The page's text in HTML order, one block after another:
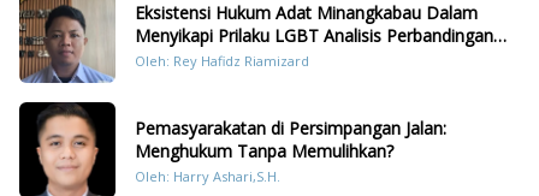
Eksistensi Hukum Adat Minangkabau Dalam
Menyikapi Prilaku LGBT Analisis Perbandingan
Dengan Hukum Pidana
Oleh: Rey Hafidz Riamizard
Pemasyarakatan di Persimpangan Jalan:
Menghukum Tanpa Memulihkan?
Oleh: Harry Ashari,S.H.